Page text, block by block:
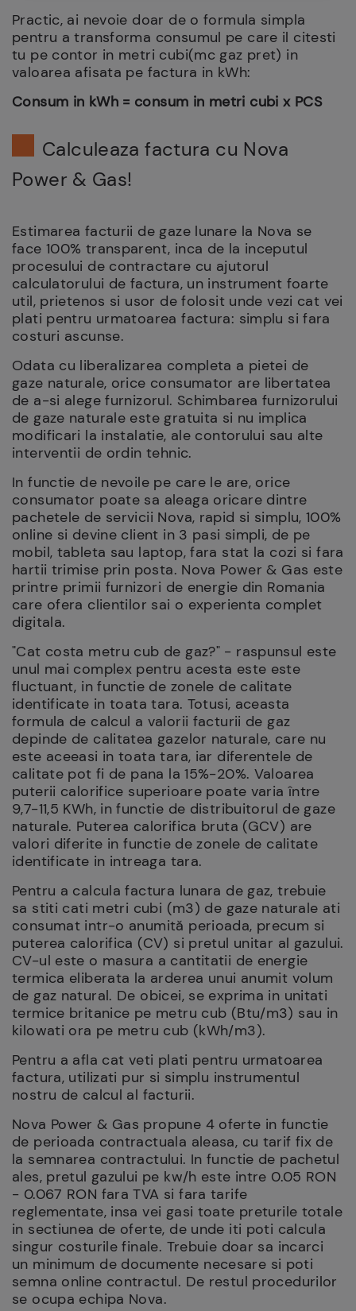
Practic, ai nevoie doar de o formula simpla
pentru a transforma consumul pe care il citesti
tu pe contor in metri cubi(mc gaz pret) in
valoarea afisata pe factura in kWh:
Consum in kWh = consum in metri cubi x PCS
Calculeaza factura cu Nova
Power & Gas!
Estimarea facturii de gaze lunare la Nova se
face 100% transparent, inca de la inceputul
procesului de contractare cu ajutorul
calculatorului de factura, un instrument foarte
util, prietenos si usor de folosit unde vezi cat vei
plati pentru urmatoarea factura: simplu si fara
costuri ascunse.
Odata cu liberalizarea completa a pietei de
gaze naturale, orice consumator are libertatea
de a-si alege furnizorul. Schimbarea furnizorului
de gaze naturale este gratuita si nu implica
modificari la instalatie, ale contorului sau alte
interventii de ordin tehnic.
In functie de nevoile pe care le are, orice
consumator poate sa aleaga oricare dintre
pachetele de servicii Nova, rapid si simplu, 100%
online si devine client in 3 pasi simpli, de pe
mobil, tableta sau laptop, fara stat la cozi si fara
hartii trimise prin posta. Nova Power & Gas este
printre primii furnizori de energie din Romania
care ofera clientilor sai o experienta complet
digitala.
"Cat costa metru cub de gaz?" - raspunsul este
unul mai complex pentru acesta este este
fluctuant, in functie de zonele de calitate
identificate in toata tara. Totusi, aceasta
formula de calcul a valorii facturii de gaz
depinde de calitatea gazelor naturale, care nu
este aceeasi in toata tara, iar diferentele de
calitate pot fi de pana la 15%-20%. Valoarea
puterii calorifice superioare poate varia între
9,7-11,5 KWh, in functie de distribuitorul de gaze
naturale. Puterea calorifica bruta (GCV) are
valori diferite in functie de zonele de calitate
identificate in intreaga tara.
Pentru a calcula factura lunara de gaz, trebuie
sa stiti cati metri cubi (m3) de gaze naturale ati
consumat intr-o anumită perioada, precum si
puterea calorifica (CV) si pretul unitar al gazului.
CV-ul este o masura a cantitatii de energie
termica eliberata la arderea unui anumit volum
de gaz natural. De obicei, se exprima in unitati
termice britanice pe metru cub (Btu/m3) sau in
kilowati ora pe metru cub (kWh/m3).
Pentru a afla cat veti plati pentru urmatoarea
factura, utilizati pur si simplu instrumentul
nostru de calcul al facturii.
Nova Power & Gas propune 4 oferte in functie
de perioada contractuala aleasa, cu tarif fix de
la semnarea contractului. In functie de pachetul
ales, pretul gazului pe kw/h este intre 0.05 RON
- 0.067 RON fara TVA si fara tarife
reglementate, insa vei gasi toate preturile totale
in sectiunea de oferte, de unde iti poti calcula
singur costurile finale. Trebuie doar sa incarci
un minimum de documente necesare si poti
semna online contractul. De restul procedurilor
se ocupa echipa Nova.